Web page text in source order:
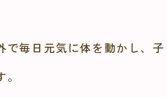
で毎日元気に体を動かし、